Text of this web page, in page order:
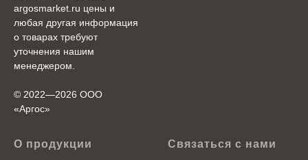
argosmarket.ru цены и
любая другая информация
о товарах требуют
уточнения нашим
менеджером.
© 2022—2026 ООО
«Аргоc»
О продукции Связаться с нами